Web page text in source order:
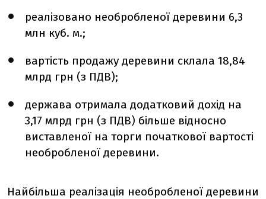
реалізовано необробленої деревини 6,3
млн куб. м.;
вартість продажу деревини склала 18,84
млрд грн (з ПДВ);
держава отримала додатковий дохід на
3,17 млрд грн (з ПДВ) більше відносно
виставленої на торги початкової вартості
необробленої деревини.
Найбільша реалізація необробленої деревини